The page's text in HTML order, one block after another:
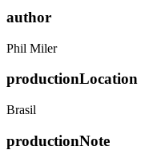
author
Phil Miler
productionLocation
Brasil
productionNote